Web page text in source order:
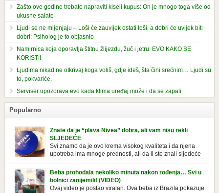
Zašto ove godine trebate napraviti kiseli kupus: On je mnogo toga više od
ukusne salate
Ljudi se ne mijenjaju – Loši će zauvijek ostati loši, a dobri će uvijek biti
dobri: Psiholog je to objasnio
Namirnica koja oporavlja štitnu žlijezdu, žuč i jetru: EVO KAKO SE
KORISTI!
Ljudima nikad ne otkrivaj koga voliš, gdje ideš, šta čini srećnim… Ljudi su
to, pokvariće.
Serviser upozorava evo kada klima uređaj može i da se zapali
Popularno
Znate da je “plava Nivea” dobra, ali vam nisu rekli
SLJEDEĆE
Svi znamo da je ovo krema visokog kvaliteta i da njena
upotreba ima mnoge prednosti, ali da li ste znali sljedeće
o njoj. Nivea krema u klasičnoj, plavoj kutiji,
prepoznatljivog mirisa i jednostavne formule, jeste nezamenljiv inventar
u kupatilima i muškaraca i žena. Mnogi ljudi se ne odvajaju od nje, pa je
čak nose sa […]
Beba prohodala nekoliko minuta nakon rođenja… Svi u
bolnici zanijemili! (VIDEO)
Ovaj video je postao viralan. Ova beba iz Brazila pokazuje